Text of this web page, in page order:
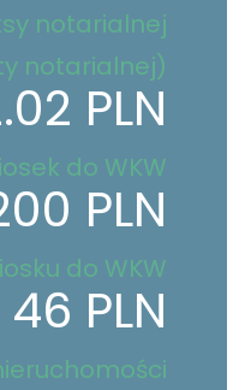
notarialnej
notarialnej)
PLN
do WKW
PLN
do WKW
46 PLN